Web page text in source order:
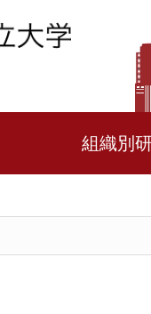
組織別